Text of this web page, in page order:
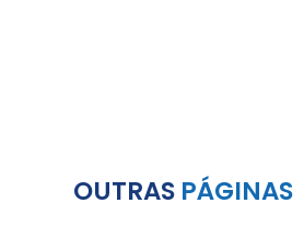
OUTRAS PÁGINAS